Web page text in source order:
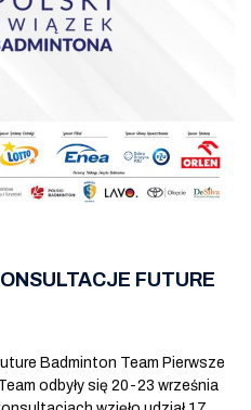
FUTURE
Badminton Team Pierwsze
odbyły się 20-23 września